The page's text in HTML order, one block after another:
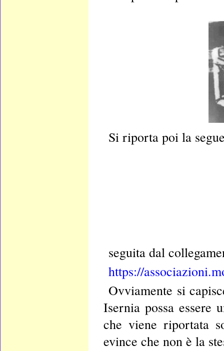
Si riporta poi la
seguita dal
https://
Ovviamente si
Isernia possa
che viene riportata
evince che non è la